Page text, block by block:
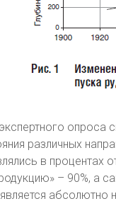
опроса
различных
в процентах
– 90%, а